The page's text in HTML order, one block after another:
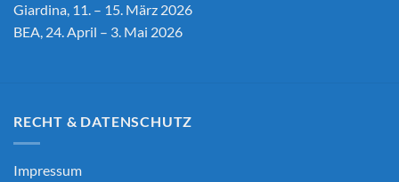
Giardina, 11. – 15. März 2026
BEA, 24. April – 3. Mai 2026
RECHT & DATENSCHUTZ
Impressum